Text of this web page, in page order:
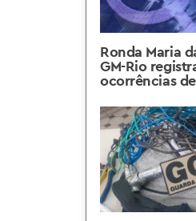
Ronda Maria
GM-Rio
ocorrências
dias